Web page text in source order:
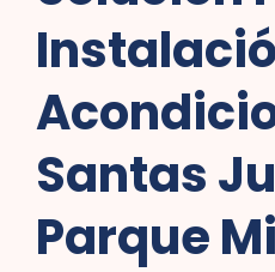
Santas
Parque